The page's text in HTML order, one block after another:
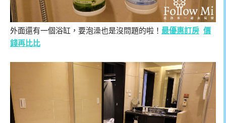
外面還有一個浴缸，要泡澡也是沒問題的啦！ 最優惠訂房 價
錢再比比